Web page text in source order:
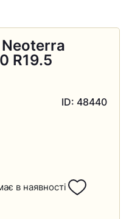
R19.5
ID: 48440
в наявності